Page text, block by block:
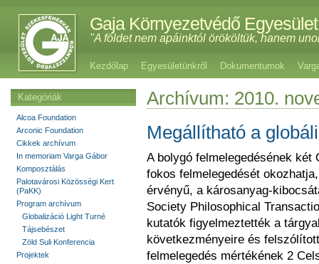
Gaja Környezetvédő Egyesület
"A földet nem apáinktól örököltük, hanem
Kezdőlap Egyesületünkről Dokumentumok
Archívum: 2010.
Megállítható a
A bolygó felmelegedésének
fokos felmelegedését
érvényű, a károsanyag-
Society Philosophical
kutatók figyelmeztették a
következményeire és
felmelegedés mértékének 2
Kategóriák
Alcoa Foundation
Arconic Foundation
Cikkek archívum
In memoriam Varga Gábor
Komposztálás
Palotavárosi Közösségi Kert
(PaKK)
Program archívum
Globalizáció Light Turné
Tájsebészet
Zöld Suli Konferencia
Projektek